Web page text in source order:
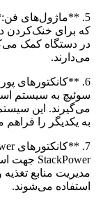
5. **ماژول‌های
که برای خنک‌کردن
در دستگاه کمک
می‌دارند.
به یکدیگر را فراهم
استفاده می‌شوند.